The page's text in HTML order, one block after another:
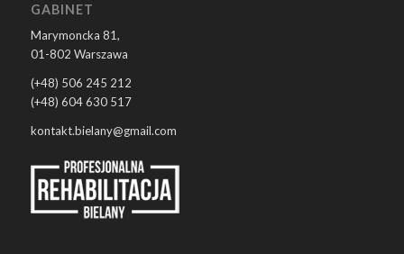
GABINET
Marymoncka 81,
01-802 Warszawa
(+48) 506 245 212
(+48) 604 630 517
kontakt.bielany@gmail.com